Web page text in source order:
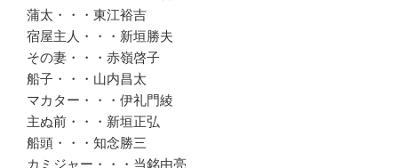
蒲太・・・東江裕吉
宿屋主人・・・新垣勝夫
その妻・・・赤嶺啓子
船子・・・山内昌太
マカター・・・伊礼門綾
主ぬ前・・・新垣正弘
船頭・・・知念勝三
カミジャー・・・当銘由亮